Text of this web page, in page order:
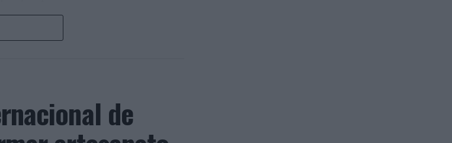
Ruud (Noruega), Alejandro
pelo belga Alexander Blockx.
o regresso do suíço Stan
antigo vencedor de trêsde